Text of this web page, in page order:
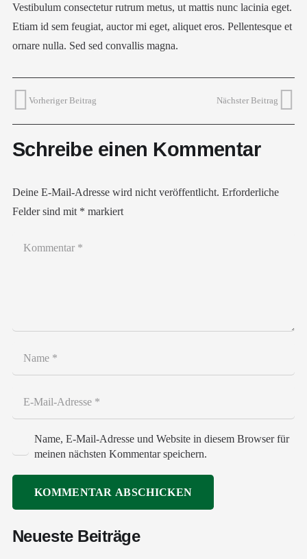
Vestibulum consectetur rutrum metus, ut mattis nunc lacinia eget.
Etiam id sem feugiat, auctor mi eget, aliquet eros. Pellentesque et
ornare nulla. Sed sed convallis magna.
Vorheriger Beitrag Nächster Beitrag
Schreibe einen Kommentar
Deine E-Mail-Adresse wird nicht veröffentlicht. Erforderliche
Felder sind mit * markiert
Name, E-Mail-Adresse und Website in diesem Browser für
meinen nächsten Kommentar speichern.
KOMMENTAR ABSCHICKEN
Neueste Beiträge